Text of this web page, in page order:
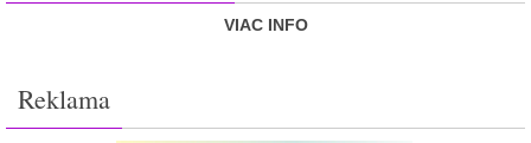
VIAC INFO
Reklama